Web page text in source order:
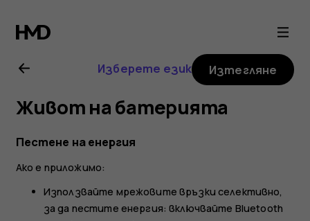
Ръководство
на
потребителя
за
Nokia
225
Изберете език Изтегляне
Живот на батерията
Пестене на енергия
Ако е приложимо:
Използвайте мрежовите връзки селективно,
за да пестите енергия: включвайте Bluetooth